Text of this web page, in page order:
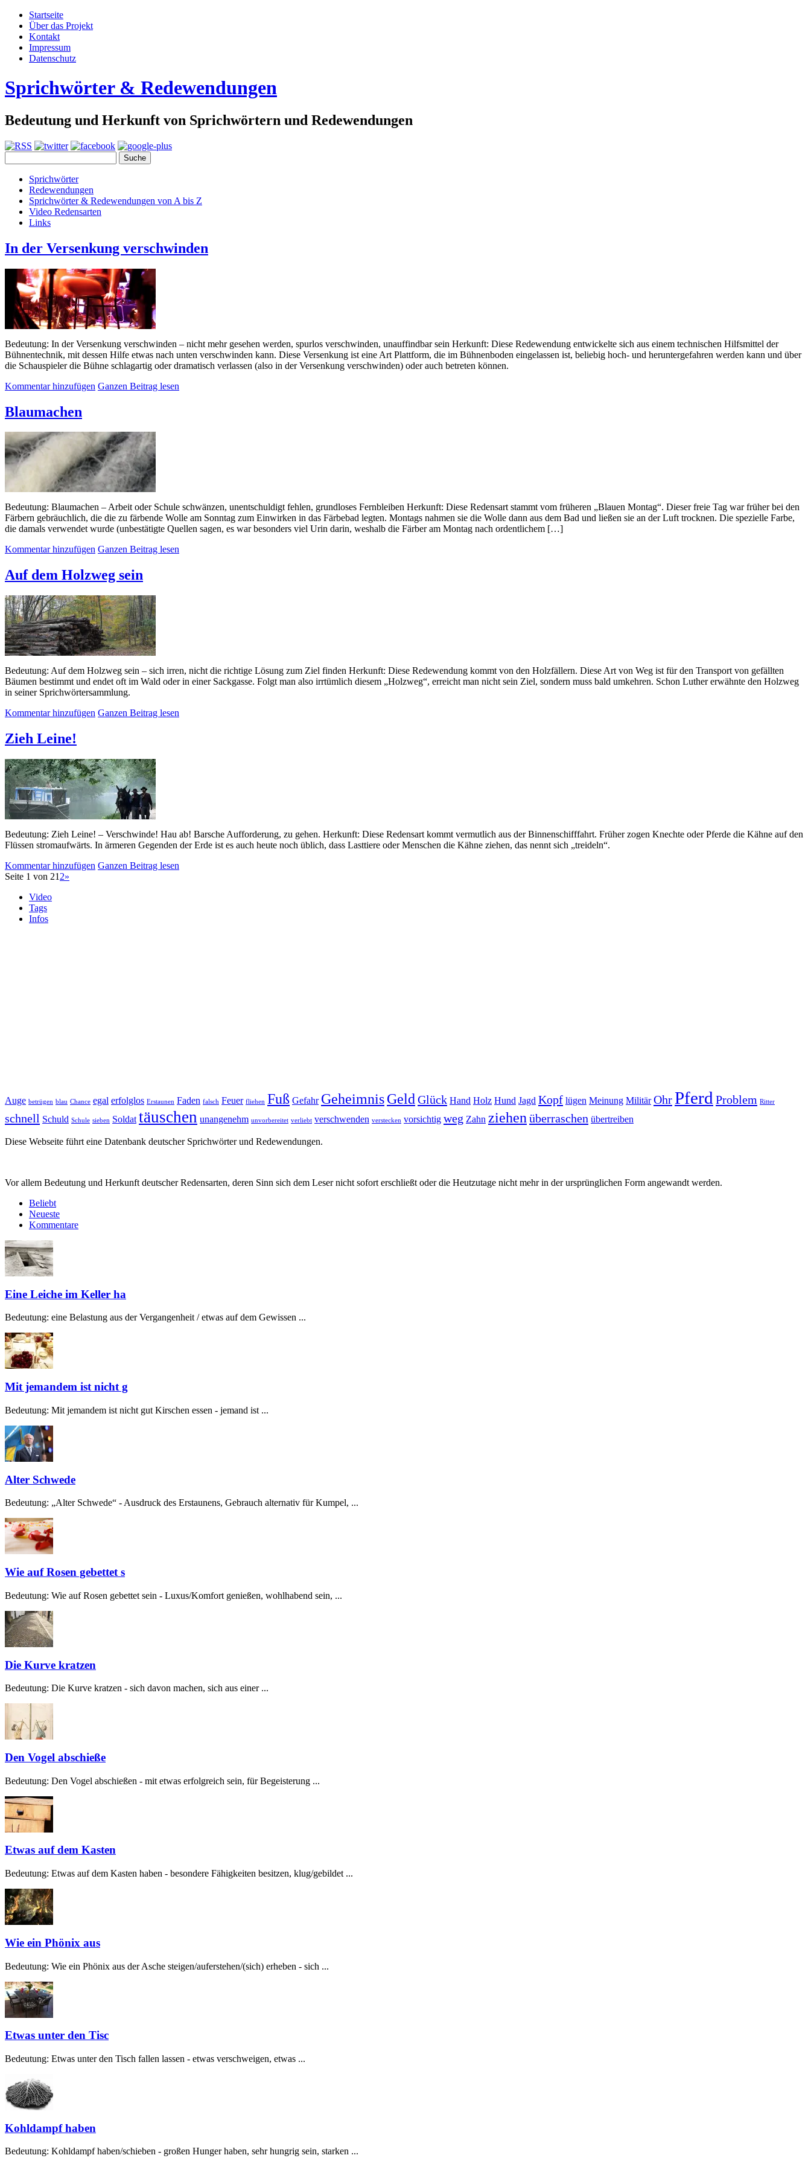
Startseite
Über das Projekt
Kontakt
Impressum
Datenschutz
Sprichwörter & Redewendungen
Bedeutung und Herkunft von Sprichwörtern und Redewendungen
Sprichwörter
Redewendungen
Sprichwörter & Redewendungen von A bis Z
Video Redensarten
Links
In der Versenkung verschwinden
Bedeutung: In der Versenkung verschwinden – nicht mehr gesehen werden, spurlos verschwinden, unauffindbar sein Herkunft: Diese Redewendung entwickelte sich aus einem technischen Hilfsmittel der
Bühnentechnik, mit dessen Hilfe etwas nach unten verschwinden kann. Diese Versenkung ist eine Art Plattform, die im Bühnenboden eingelassen ist, beliebig hoch- und heruntergefahren werden kann und über
die Schauspieler die Bühne schlagartig oder dramatisch verlassen (also in der Versenkung verschwinden) oder auch betreten können.
Kommentar hinzufügen Ganzen Beitrag lesen
Blaumachen
Bedeutung: Blaumachen – Arbeit oder Schule schwänzen, unentschuldigt fehlen, grundloses Fernbleiben Herkunft: Diese Redensart stammt vom früheren „Blauen Montag“. Dieser freie Tag war früher bei den
Färbern gebräuchlich, die die zu färbende Wolle am Sonntag zum Einwirken in das Färbebad legten. Montags nahmen sie die Wolle dann aus dem Bad und ließen sie an der Luft trocknen. Die spezielle Farbe,
die damals verwendet wurde (unbestätigte Quellen sagen, es war besonders viel Urin darin, weshalb die Färber am Montag nach ordentlichem […]
Kommentar hinzufügen Ganzen Beitrag lesen
Auf dem Holzweg sein
Bedeutung: Auf dem Holzweg sein – sich irren, nicht die richtige Lösung zum Ziel finden Herkunft: Diese Redewendung kommt von den Holzfällern. Diese Art von Weg ist für den Transport von gefällten
Bäumen bestimmt und endet oft im Wald oder in einer Sackgasse. Folgt man also irrtümlich diesem „Holzweg“, erreicht man nicht sein Ziel, sondern muss bald umkehren. Schon Luther erwähnte den Holzweg
in seiner Sprichwörtersammlung.
Kommentar hinzufügen Ganzen Beitrag lesen
Zieh Leine!
Bedeutung: Zieh Leine! – Verschwinde! Hau ab! Barsche Aufforderung, zu gehen. Herkunft: Diese Redensart kommt vermutlich aus der Binnenschifffahrt. Früher zogen Knechte oder Pferde die Kähne auf den
Flüssen stromaufwärts. In ärmeren Gegenden der Erde ist es auch heute noch üblich, dass Lasttiere oder Menschen die Kähne ziehen, das nennt sich „treideln“.
Kommentar hinzufügen Ganzen Beitrag lesen
Seite 1 von 21 2»
Video
Tags
Infos
Auge betrügen blau Chance egal erfolglos Erstaunen Faden falsch Feuer fliehen Fuß Gefahr GeheimnisGeld Glück Hand Holz Hund Jagd Kopf lügen Meinung Militär OhrPferd Problem Ritter
schnell Schuld Schule sieben Soldat täuschen unangenehm unvorbereitet verliebt verschwenden verstecken vorsichtig weg Zahn ziehen überraschen übertreiben
Diese Webseite führt eine Datenbank deutscher Sprichwörter und Redewendungen.
Vor allem Bedeutung und Herkunft deutscher Redensarten, deren Sinn sich dem Leser nicht sofort erschließt oder die Heutzutage nicht mehr in der ursprünglichen Form angewandt werden.
Beliebt
Neueste
Kommentare
Eine Leiche im Keller ha
Bedeutung: eine Belastung aus der Vergangenheit / etwas auf dem Gewissen ...
Mit jemandem ist nicht g
Bedeutung: Mit jemandem ist nicht gut Kirschen essen - jemand ist ...
Alter Schwede
Bedeutung: „Alter Schwede“ - Ausdruck des Erstaunens, Gebrauch alternativ für Kumpel, ...
Wie auf Rosen gebettet s
Bedeutung: Wie auf Rosen gebettet sein - Luxus/Komfort genießen, wohlhabend sein, ...
Die Kurve kratzen
Bedeutung: Die Kurve kratzen - sich davon machen, sich aus einer ...
Den Vogel abschieße
Bedeutung: Den Vogel abschießen - mit etwas erfolgreich sein, für Begeisterung ...
Etwas auf dem Kasten
Bedeutung: Etwas auf dem Kasten haben - besondere Fähigkeiten besitzen, klug/gebildet ...
Wie ein Phönix aus
Bedeutung: Wie ein Phönix aus der Asche steigen/auferstehen/(sich) erheben - sich ...
Etwas unter den Tisc
Bedeutung: Etwas unter den Tisch fallen lassen - etwas verschweigen, etwas ...
Kohldampf haben
Bedeutung: Kohldampf haben/schieben - großen Hunger haben, sehr hungrig sein, starken ...